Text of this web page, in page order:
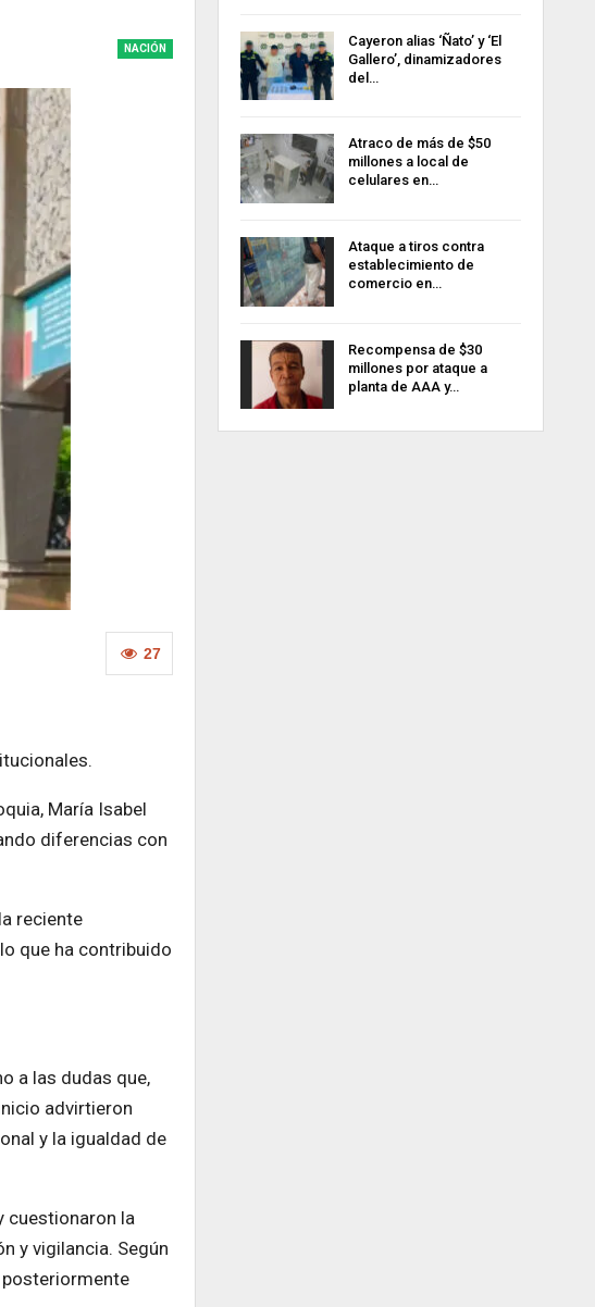
NACIÓN
27
María Isabel
diferencias con
reciente
que ha contribuido
a las dudas que,
advirtieron
y la igualdad de
cuestionaron la
y vigilancia. Según
Cayeron alias ‘Ñato’ y ‘El
Gallero’, dinamizadores
del…
Atraco de más de $50
millones a local de
celulares en…
Ataque a tiros contra
establecimiento de
comercio en…
Recompensa de $30
millones por ataque a
planta de AAA y…